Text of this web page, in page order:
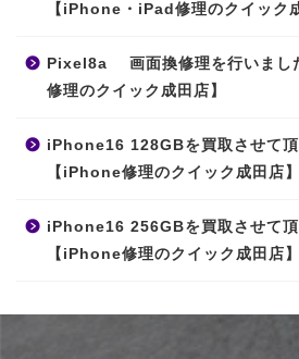
【iPhone・iPad修理のクイック
Pixel8a 画面換修理を行いまし
修理のクイック成田店】
iPhone16 128GBを買取させて
【iPhone修理のクイック成田店】
iPhone16 256GBを買取させて
【iPhone修理のクイック成田店】